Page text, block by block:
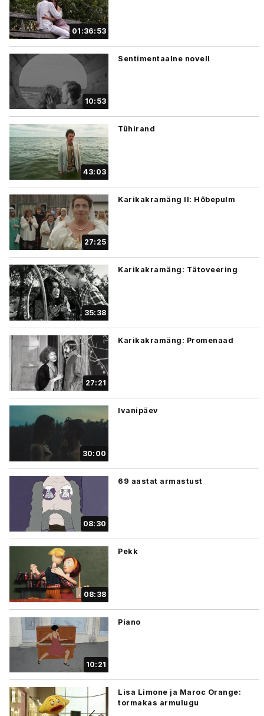
01:36:53
10:53
Sentimentaalne novell
43:03
Tühirand
27:25
Karikakramäng II: Hõbepulm
35:38
Karikakramäng: Tätoveering
27:21
Karikakramäng: Promenaad
30:00
Ivanipäev
08:30
69 aastat armastust
08:38
Pekk
10:21
Piano
Lisa Limone ja Maroc Orange:
tormakas armulugu